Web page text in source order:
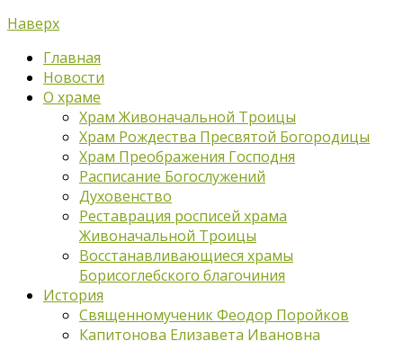
Наверх
Главная
Новости
О храме
Храм Живоначальной Троицы
Храм Рождества Пресвятой Богородицы
Храм Преображения Господня
Расписание Богослужений
Духовенство
Реставрация росписей храма
Живоначальной Троицы
Восстанавливающиеся храмы
Борисоглебского благочиния
История
Священномученик Феодор Поройков
Капитонова Елизавета Ивановна